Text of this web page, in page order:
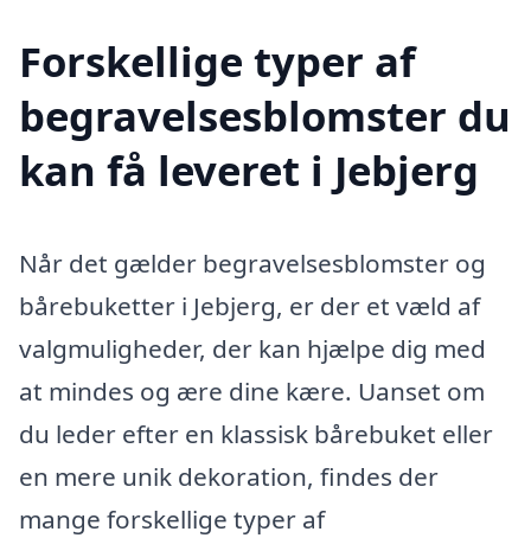
Forskellige typer af
begravelsesblomster du
kan få leveret i Jebjerg
Når det gælder begravelsesblomster og
bårebuketter i Jebjerg, er der et væld af
valgmuligheder, der kan hjælpe dig med
at mindes og ære dine kære. Uanset om
du leder efter en klassisk bårebuket eller
en mere unik dekoration, findes der
mange forskellige typer af